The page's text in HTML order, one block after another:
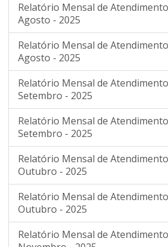
Relatório Mensal de
Agosto - 2025
Relatório Mensal de
Agosto - 2025
Relatório Mensal de
Setembro - 2025
Relatório Mensal de
Setembro - 2025
Relatório Mensal de
Outubro - 2025
Relatório Mensal de
Outubro - 2025
Relatório Mensal de